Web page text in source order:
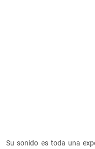
Su sonido es toda una